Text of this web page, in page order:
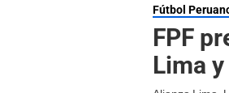
Fútbol
FPF
Lima